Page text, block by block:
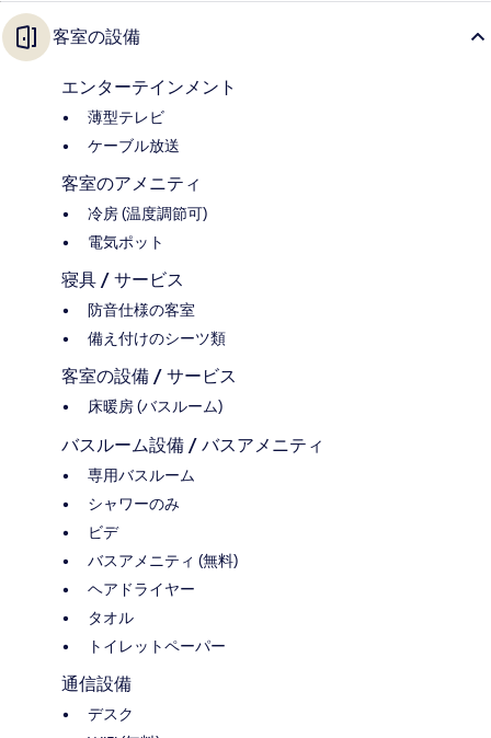
客室の設備
エンターテインメント
薄型テレビ
ケーブル放送
客室のアメニティ
冷房 (温度調節可)
電気ポット
寝具 / サービス
防音仕様の客室
備え付けのシーツ類
客室の設備 / サービス
床暖房 (バスルーム)
バスルーム設備 / バスアメニティ
専用バスルーム
シャワーのみ
ビデ
バスアメニティ (無料)
ヘアドライヤー
タオル
トイレットペーパー
通信設備
デスク